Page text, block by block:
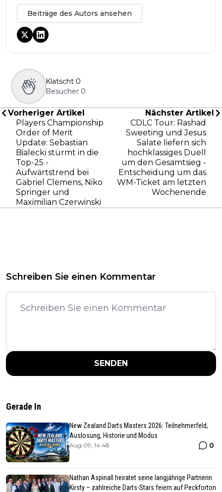
Beiträge des Autors ansehen
Klatscht 0
Besucher 0
Vorheriger Artikel
Players Championship
Order of Merit
Update: Sebastian
Bialecki stürmt in die
Top-25 -
Aufwärtstrend bei
Gabriel Clemens, Niko
Springer und
Maximilian Czerwinski
Nächster Artikel
CDLC Tour: Rashad
Sweeting und Jesus
Salate liefern sich
hochklassiges Duell
um den Gesamtsieg -
Entscheidung um das
WM-Ticket am letzten
Wochenende
Schreiben Sie einen Kommentar
SENDEN
Gerade In
New Zealand Darts Masters 2026: Teilnehmerfeld,
Auslosung, Historie und Modus
Aug 09, 14:48 0
Nathan Aspinall heiratet seine langjährige Partnerin
Kirsty – zahlreiche Darts-Stars feiern auf Peckforton